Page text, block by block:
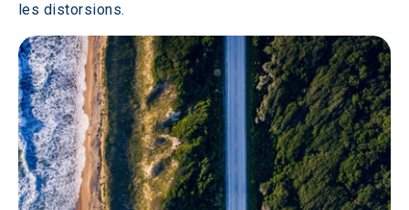
les distorsions.